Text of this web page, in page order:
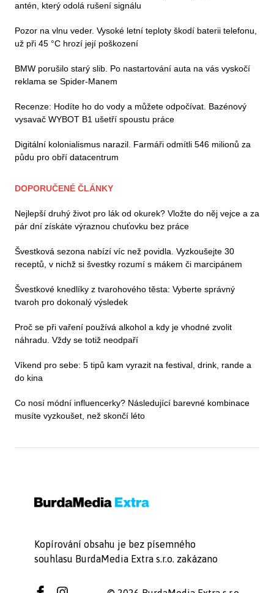
antén, který odolá rušení signálu
Pozor na vlnu veder. Vysoké letní teploty škodí baterii telefonu,
už při 45 °C hrozí její poškození
BMW porušilo starý slib. Po nastartování auta na vás vyskočí
reklama se Spider-Manem
Recenze: Hodíte ho do vody a můžete odpočívat. Bazénový
vysavač WYBOT B1 ušetří spoustu práce
Digitální kolonialismus narazil. Farmáři odmítli 546 milionů za
půdu pro obří datacentrum
DOPORUČENÉ ČLÁNKY
Nejlepší druhý život pro lák od okurek? Vložte do něj vejce a za
pár dní získáte výraznou chuťovku bez práce
Švestková sezona nabízí víc než povidla. Vyzkoušejte 30
receptů, v nichž si švestky rozumí s mákem či marcipánem
Švestkové knedlíky z tvarohového těsta: Vyberte správný
tvaroh pro dokonalý výsledek
Proč se při vaření používá alkohol a kdy je vhodné zvolit
náhradu. Vždy se totiž neodpaří
Víkend pro sebe: 5 tipů kam vyrazit na festival, drink, rande a
do kina
Co nosí módní influencerky? Následující barevné kombinace
musíte vyzkoušet, než skončí léto
Kopírování obsahu je bez písemného
souhlasu BurdaMedia Extra s.r.o. zakázano